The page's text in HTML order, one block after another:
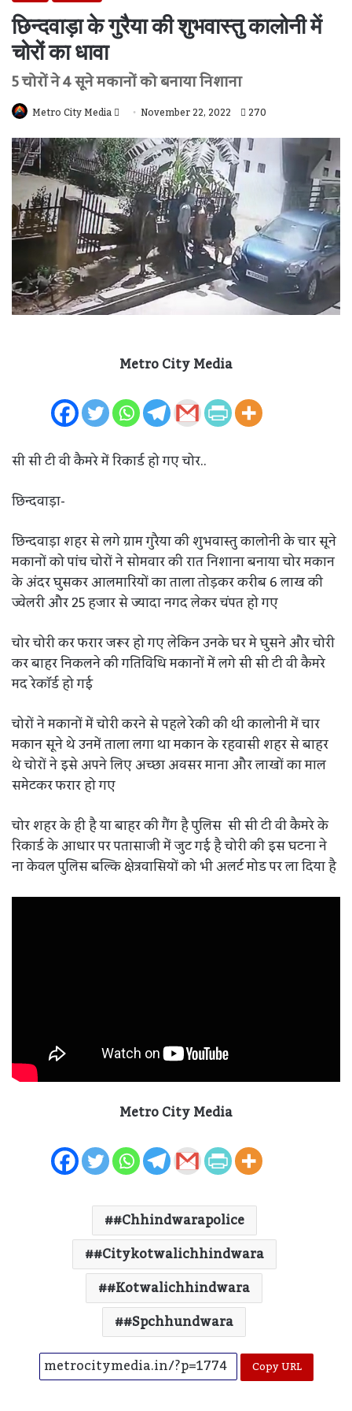
छिन्दवाड़ा के गुरैया की शुभवास्तु कालोनी में
चोरों का धावा
5 चोरों ने 4 सूने मकानों को बनाया निशाना
Metro City Media
Send
Email
November 22, 2022 270
Metro City Media
सी सी टी वी कैमरे में रिकार्ड हो गए चोर..
छिन्दवाड़ा-
छिन्दवाड़ा शहर से लगे ग्राम गुरैया की शुभवास्तु कालोनी के चार सूने
मकानों को पांच चोरों ने सोमवार की रात निशाना बनाया चोर मकान
के अंदर घुसकर आलमारियों का ताला तोड़कर करीब 6 लाख की
ज्वेलरी और 25 हजार से ज्यादा नगद लेकर चंपत हो गए
चोर चोरी कर फरार जरूर हो गए लेकिन उनके घर मे घुसने और चोरी
कर बाहर निकलने की गतिविधि मकानों में लगे सी सी टी वी कैमरे
मद रेकॉर्ड हो गई
चोरों ने मकानों में चोरी करने से पहले रेकी की थी कालोनी में चार
मकान सूने थे उनमें ताला लगा था मकान के रहवासी शहर से बाहर
थे चोरों ने इसे अपने लिए अच्छा अवसर माना और लाखों का माल
समेटकर फरार हो गए
चोर शहर के ही है या बाहर की गैंग है पुलिस सी सी टी वी कैमरे के
रिकार्ड के आधार पर पतासाजी में जुट गई है चोरी की इस घटना ने
ना केवल पुलिस बल्कि क्षेत्रवासियों को भी अलर्ट मोड पर ला दिया है
Metro City Media
#chhindwarapolice
#citykotwalichhindwara
#kotwalichhindwara
#spchhundwara
Copy URL